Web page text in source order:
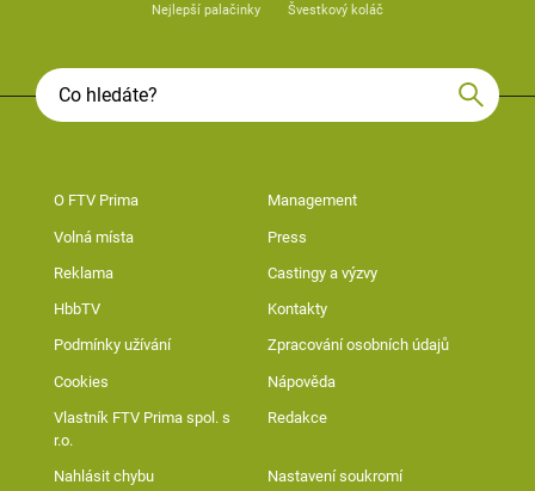
Nejlepší palačinky Švestkový koláč
O FTV Prima Management
Volná místa Press
Reklama Castingy a výzvy
HbbTV Kontakty
Podmínky užívání Zpracování osobních údajů
Cookies Nápověda
Vlastník FTV Prima spol. s
r.o.
Redakce
Nahlásit chybu Nastavení soukromí